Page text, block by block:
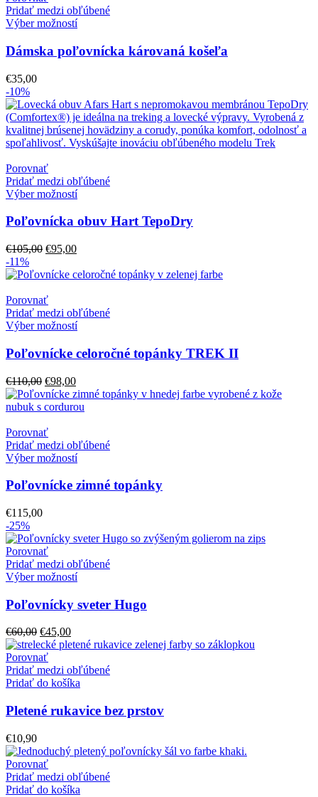
Pridať medzi obľúbené
Výber možností
Dámska poľovnícka károvaná košeľa
€35,00
-10%
Porovnať
Pridať medzi obľúbené
Výber možností
Poľovnícka obuv Hart TepoDry
€105,00 Pôvodná
bola:
€95,00Aktuálna
je:
-11%
Porovnať
Pridať medzi obľúbené
Výber možností
Poľovnícke celoročné topánky TREK II
€110,00 Pôvodná
cena
bola:
€98,00Aktuálna
cena
je:
Porovnať
Pridať medzi obľúbené
Výber možností
Poľovnícke zimné topánky
€115,00
-25%
Porovnať
Pridať medzi obľúbené
Výber možností
Poľovnícky sveter Hugo
€60,00 Pôvodná
cena
bola:
€60,00.
€45,00Aktuálna
cena
€45,00.
Porovnať
Pridať medzi obľúbené
Pridať do košíka
Pletené rukavice bez prstov
€10,90
Porovnať
Pridať medzi obľúbené
Pridať do košíka